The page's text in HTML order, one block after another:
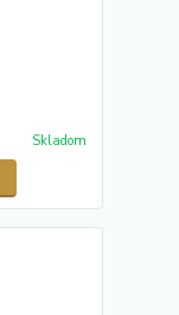
Skladom